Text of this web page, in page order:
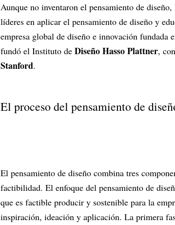
Aunque no inventaron el pensamiento de diseño,
líderes en aplicar el pensamiento de diseño y
empresa global de diseño e innovación fundada
fundó el Instituto de DiseñoHasso Plattner,
Stanford.
El proceso del pensamiento de
El pensamiento de diseño combina tres
factibilidad. El enfoque del pensamiento de
que es factible producir y sostenible para la
inspiración, ideación y aplicación. La primera